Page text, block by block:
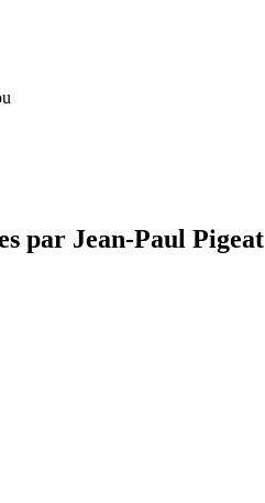
par Jean-Paul Pigeat